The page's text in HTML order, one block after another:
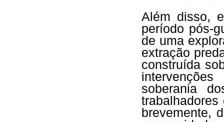
Além disso,
período pós-
de uma
extração
construída
soberania
brevemente,